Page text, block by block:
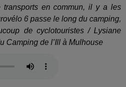
transports en commun, il y a les
6 passe le long du camping,
de cyclotouristes / Lysiane
Camping de l’Ill à Mulhouse